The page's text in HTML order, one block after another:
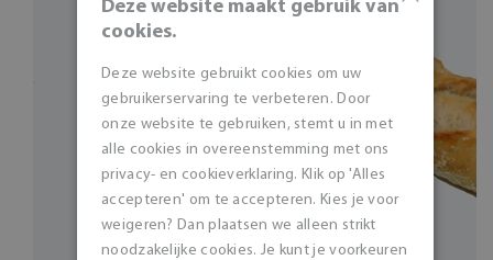
Deze website maakt gebruik van
cookies.
Deze website gebruikt cookies om uw
gebruikerservaring te verbeteren. Door
onze website te gebruiken, stemt u in met
alle cookies in overeenstemming met ons
privacy- en cookieverklaring. Klik op 'Alles
accepteren' om te accepteren. Kies je voor
weigeren? Dan plaatsen we alleen strikt
noodzakelijke cookies. Je kunt je voorkeuren